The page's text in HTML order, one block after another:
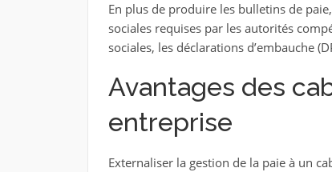
En plus de produire les bulletins de
sociales requises par les autorités
sociales, les déclarations d’embauche
Avantages des
entreprise
Externaliser la gestion de la paie à un